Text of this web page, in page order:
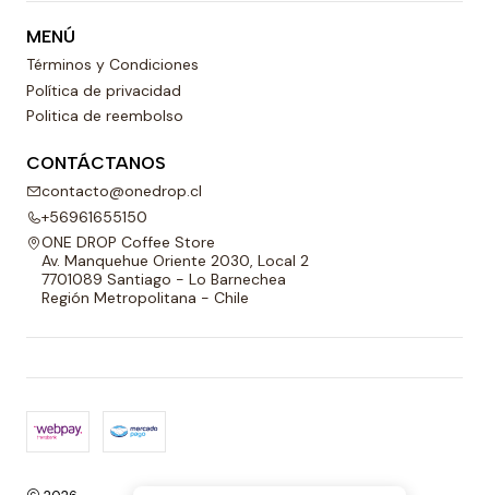
MENÚ
Términos y Condiciones
Política de privacidad
Politica de reembolso
CONTÁCTANOS
contacto@onedrop.cl
+56961655150
ONE DROP Coffee Store
Av. Manquehue Oriente 2030, Local 2
7701089 Santiago - Lo Barnechea
Región Metropolitana - Chile